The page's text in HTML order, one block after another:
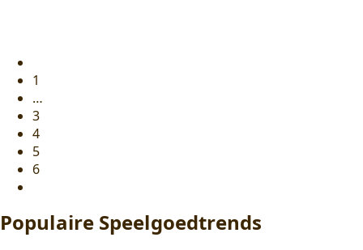
Pagina-
indeling
producten
pagina
1
…
3
4
5
6
Populaire Speelgoedtrends